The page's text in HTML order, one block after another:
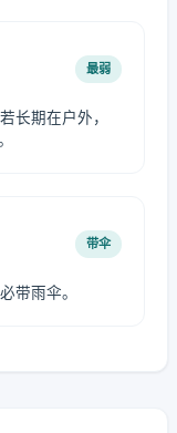
最弱
长期在户外，
带伞
带雨伞。